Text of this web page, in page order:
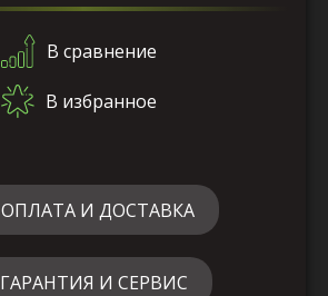
В сравнение
В избранное
ОПЛАТА И ДОСТАВКА
ГАРАНТИЯ И СЕРВИС